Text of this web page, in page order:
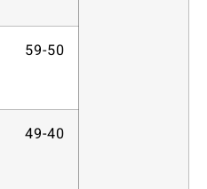
59-50
49-40